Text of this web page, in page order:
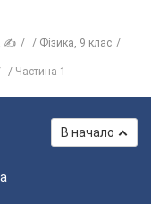
✍
Фізика, 9 клас
Частина 1
В начало